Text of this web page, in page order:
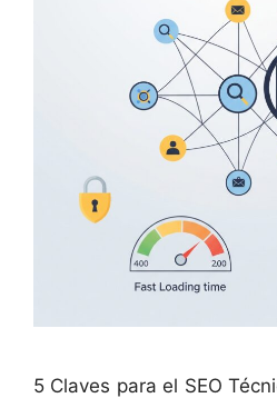
5 Claves para el SEO